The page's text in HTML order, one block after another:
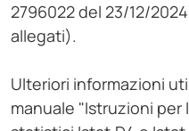
2796022 del 23/12/
allegati).
Ulteriori informazioni
manuale "Istruzioni per